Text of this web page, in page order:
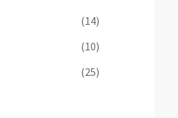
(14)
(10)
(25)